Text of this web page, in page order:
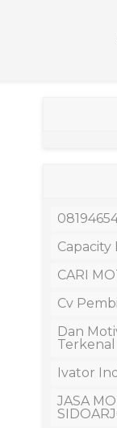
CARI
Cv
Dan
Ivator
JASA